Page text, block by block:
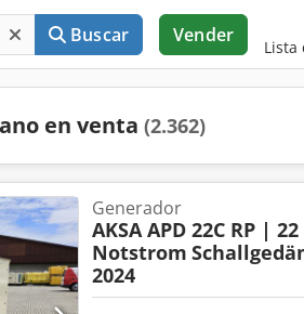
Buscar Vender
Lista
en venta (2.362)
Generador
AKSA APD 22C RP |
Notstrom
2024